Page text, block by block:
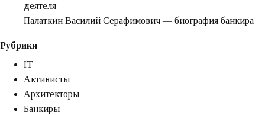
деятеля
Палаткин Василий Серафимович — биография банкира
Рубрики
IT
Активисты
Архитекторы
Банкиры